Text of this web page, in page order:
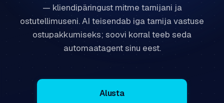
— kliendipäringust mitme tarnijani ja
ostutellimuseni. AI teisendab iga tarnija vastuse
ostupakkumiseks; soovi korral teeb seda
automaatagent sinu eest.
Alusta